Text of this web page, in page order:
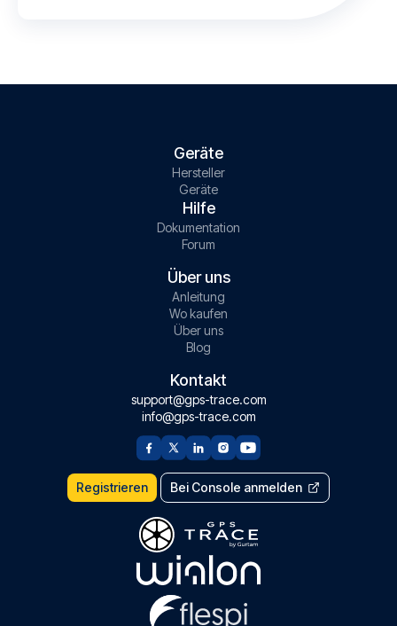
Geräte
Hersteller
Geräte
Hilfe
Dokumentation
Forum
Über uns
Anleitung
Wo kaufen
Über uns
Blog
Kontakt
support@gps-trace.com
info@gps-trace.com
Registrieren Bei Console anmelden